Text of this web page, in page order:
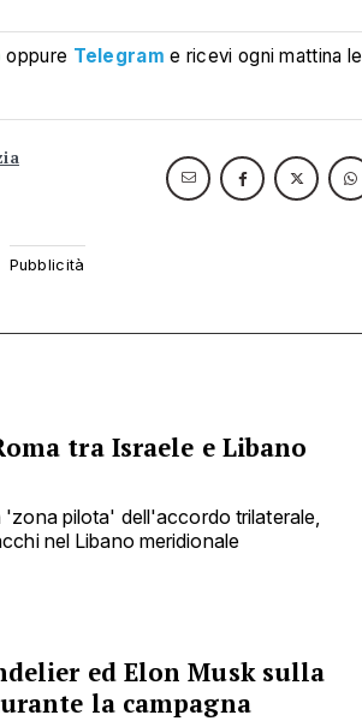
oppure Telegram e ricevi ogni mattina le
tra Israele e Libano
'zona pilota' dell'accordo trilaterale,
nel Libano meridionale
ed Elon Musk sulla
la campagna